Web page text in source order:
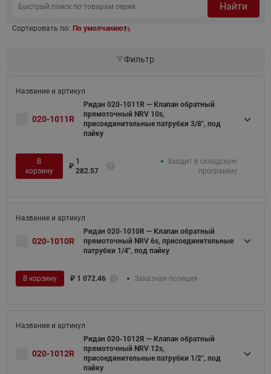
Найти
Сортировать по: По умолчанию
Фильтр
020-1011R
Ридан 020-1011R — Клапан обратный
прямоточный NRV 10s,
присоединительные патрубки 3/8", под
пайку
В
корзину
₽
1
282.57
Входит в складскую
программу
020-1010R
Ридан 020-1010R — Клапан обратный
прямоточный NRV 6s, присоединительные
патрубки 1/4", под пайку
В корзину ₽ 1 072.46 Заказная позиция
020-1012R
Ридан 020-1012R — Клапан обратный
прямоточный NRV 12s,
присоединительные патрубки 1/2", под
пайку